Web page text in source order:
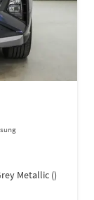
Metallic ()